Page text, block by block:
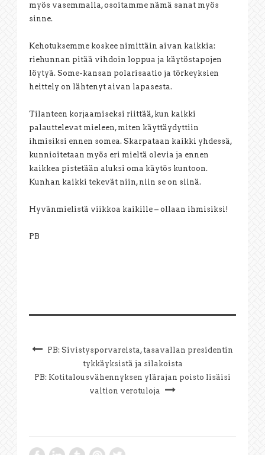
myös vasemmalla, osoitamme nämä sanat myös
sinne.
Kehotuksemme koskee nimittäin aivan kaikkia:
riehunnan pitää vihdoin loppua ja käytöstapojen
löytyä. Some-kansan polarisaatio ja törkeyksien
heittely on lähtenyt aivan lapasesta.
Tilanteen korjaamiseksi riittää, kun kaikki
palauttelevat mieleen, miten käyttäydyttiin
ihmisiksi ennen somea. Skarpataan kaikki yhdessä,
kunnioitetaan myös eri mieltä olevia ja ennen
kaikkea pistetään aluksi oma käytös kuntoon.
Kunhan kaikki tekevät niin, niin se on siinä.
Hyvänmielistä viikkoa kaikille – ollaan ihmisiksi!
PB
PB: Sivistysporvareista, tasavallan presidentin
tykkäyksistä ja silakoista
PB: Kotitalousvähennyksen ylärajan poisto lisäisi
valtion verotuloja